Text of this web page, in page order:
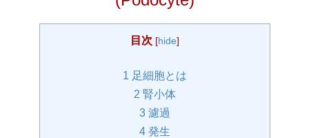
目次 [hide]
1 足細胞とは
2 腎小体
3濾過
4発生